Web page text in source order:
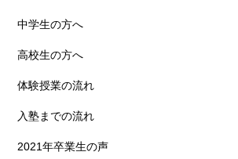
中学生の方へ
高校生の方へ
体験授業の流れ
入塾までの流れ
2021年卒業生の声